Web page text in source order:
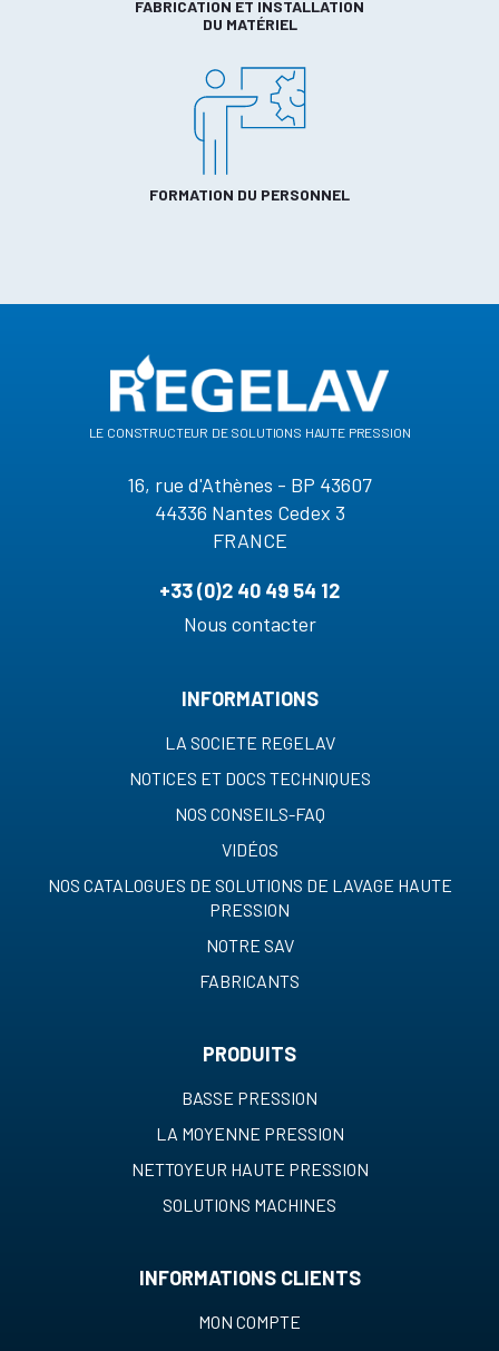
FABRICATION ET INSTALLATION
DU MATÉRIEL
FORMATION DU PERSONNEL
le constructeur de solutions haute pression
16, rue d'Athènes - BP 43607
44336 Nantes Cedex 3
FRANCE
+33 (0)2 40 49 54 12
Nous contacter
INFORMATIONS
LA SOCIETE REGELAV
NOTICES ET DOCS TECHNIQUES
NOS CONSEILS-FAQ
VIDÉOS
NOS CATALOGUES DE SOLUTIONS DE LAVAGE HAUTE
PRESSION
NOTRE SAV
FABRICANTS
PRODUITS
BASSE PRESSION
LA MOYENNE PRESSION
NETTOYEUR HAUTE PRESSION
SOLUTIONS MACHINES
INFORMATIONS CLIENTS
MON COMPTE